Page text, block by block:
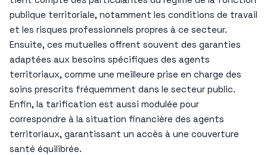
publique territoriale, notamment les conditions de travail
et les risques professionnels propres à ce secteur.
Ensuite, ces mutuelles offrent souvent des garanties
adaptées aux besoins spécifiques des agents
territoriaux, comme une meilleure prise en charge des
soins prescrits fréquemment dans le secteur public.
Enfin, la tarification est aussi modulée pour
correspondre à la situation financière des agents
territoriaux, garantissant un accès à une couverture
santé équilibrée.